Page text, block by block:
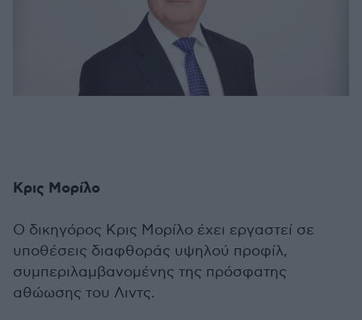
Κρις Μορίλο
Ο δικηγόρος Κρις Μορίλο έχει εργαστεί σε
υποθέσεις διαφθοράς υψηλού προφίλ,
συμπεριλαμβανομένης της πρόσφατης
αθώωσης του Λιντς.